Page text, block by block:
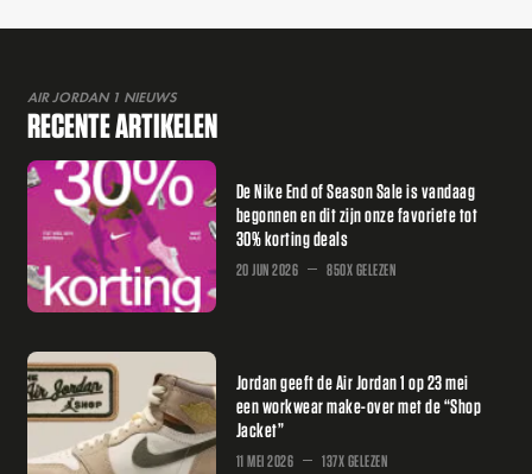
AIR JORDAN 1 NIEUWS
RECENTE ARTIKELEN
De Nike End of Season Sale is vandaag
begonnen en dit zijn onze favoriete tot
30% korting deals
20 JUN 2026 850X GELEZEN
Jordan geeft de Air Jordan 1 op 23 mei
een workwear make-over met de “Shop
Jacket”
11 MEI 2026 137X GELEZEN